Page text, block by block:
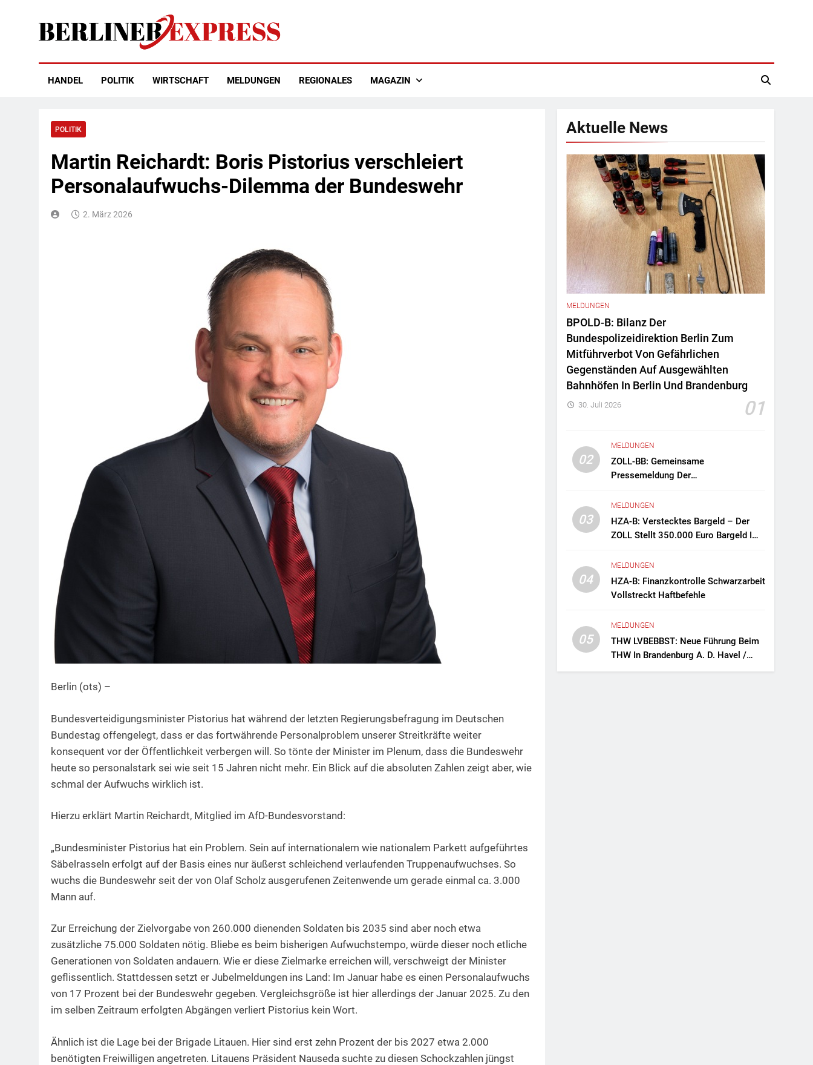
Berliner Express
HANDEL POLITIK WIRTSCHAFT MELDUNGEN REGIONALES MAGAZIN
POLITIK
Martin Reichardt: Boris Pistorius verschleiert
Personalaufwuchs-Dilemma der Bundeswehr
2. März 2026
Berlin (ots) –
Bundesverteidigungsminister Pistorius hat während der letzten Regierungsbefragung im Deutschen
Bundestag offengelegt, dass er das fortwährende Personalproblem unserer Streitkräfte weiter
konsequent vor der Öffentlichkeit verbergen will. So tönte der Minister im Plenum, dass die Bundeswehr
heute so personalstark sei wie seit 15 Jahren nicht mehr. Ein Blick auf die absoluten Zahlen zeigt aber, wie
schmal der Aufwuchs wirklich ist.
Hierzu erklärt Martin Reichardt, Mitglied im AfD-Bundesvorstand:
„Bundesminister Pistorius hat ein Problem. Sein auf internationalem wie nationalem Parkett aufgeführtes
Säbelrasseln erfolgt auf der Basis eines nur äußerst schleichend verlaufenden Truppenaufwuchses. So
wuchs die Bundeswehr seit der von Olaf Scholz ausgerufenen Zeitenwende um gerade einmal ca. 3.000
Mann auf.
Zur Erreichung der Zielvorgabe von 260.000 dienenden Soldaten bis 2035 sind aber noch etwa
zusätzliche 75.000 Soldaten nötig. Bliebe es beim bisherigen Aufwuchstempo, würde dieser noch etliche
Generationen von Soldaten andauern. Wie er diese Zielmarke erreichen will, verschweigt der Minister
geflissentlich. Stattdessen setzt er Jubelmeldungen ins Land: Im Januar habe es einen Personalaufwuchs
von 17 Prozent bei der Bundeswehr gegeben. Vergleichsgröße ist hier allerdings der Januar 2025. Zu den
im selben Zeitraum erfolgten Abgängen verliert Pistorius kein Wort.
Ähnlich ist die Lage bei der Brigade Litauen. Hier sind erst zehn Prozent der bis 2027 etwa 2.000
benötigten Freiwilligen angetreten. Litauens Präsident Nauseda suchte zu diesen Schockzahlen jüngst
Aktuelle News
MELDUNGEN
BPOLD-B: Bilanz Der
Bundespolizeidirektion Berlin Zum
Mitführverbot Von Gefährlichen
Gegenständen Auf Ausgewählten
Bahnhöfen In Berlin Und Brandenburg
01
30. Juli 2026
02
MELDUNGEN
ZOLL-BB: Gemeinsame
Pressemeldung Der
Zollfahndungsamtes Berlin-
Brandenburg Zollfahndung Hebt
Mutmaßliches Drogenlabor Aus
03
MELDUNGEN
HZA-B: Verstecktes Bargeld – Der
ZOLL Stellt 350.000 Euro Bargeld Im
04
MELDUNGEN
HZA-B: Finanzkontrolle Schwarzarbeit
Vollstreckt Haftbefehle
05
MELDUNGEN
THW LVBEBBST: Neue Führung Beim
THW In Brandenburg A. D. Havel /
Zwei Frauen An Der Spitze Des